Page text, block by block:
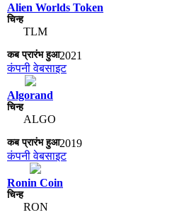
Alien Worlds Token
TLM
2021
कंपनी वेबसाइट
Algorand
ALGO
2019
कंपनी वेबसाइट
Ronin Coin
RON